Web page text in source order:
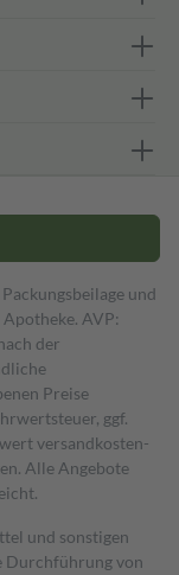
und
AVP:
der
Preise
ggf.
versand­kosten­
Alle Angebote
und sonstigen
Durchführung von